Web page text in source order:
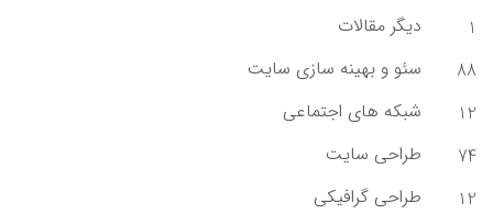
1
دیگر مقالات
88
سئو و بهینه سازی سایت
12
شبکه های اجتماعی
74
طراحی سایت
12
طراحی گرافیکی